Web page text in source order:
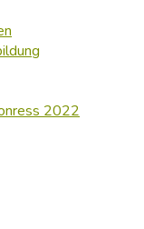
2022